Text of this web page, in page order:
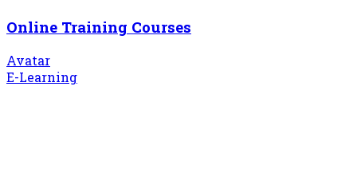
Online Training Courses
Avatar
E-Learning